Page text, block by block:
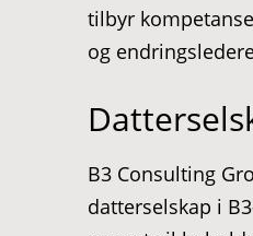
tilbyr
og
B3 Consulting
datterselskap i